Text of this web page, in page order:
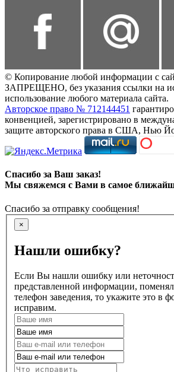
© Копирование любой информации с
ЗАПРЕЩЕНО, без указания ссылки на
использование любого материала сайта.
Авторское право № 712144451
конвенцией, зарегистрировано в
защите авторского права в США, Нью
Спасибо за Ваш заказ!
Мы свяжемся с Вами в самое
Спасибо за отправку сообщения!
×
Нашли ошибку?
Если Вы нашли ошибку или
представленной информации,
телефон заведения, то укажите это в
исправим.